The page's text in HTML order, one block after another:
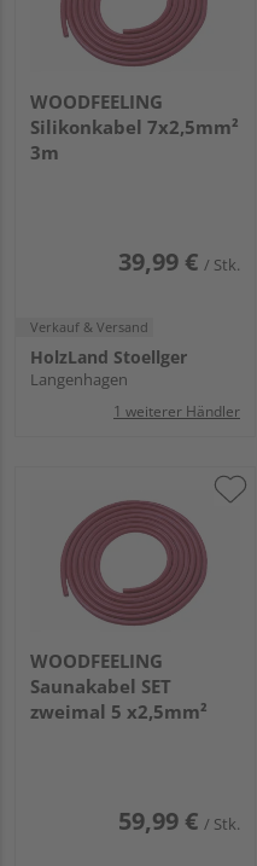
WOODFEELING
Silikonkabel 7x2,5mm²
3m
39,99 € / Stk.
Verkauf & Versand
HolzLand Stoellger
Langenhagen
1 weiterer Händler
WOODFEELING
Saunakabel SET
zweimal 5 x2,5mm²
59,99 € / Stk.